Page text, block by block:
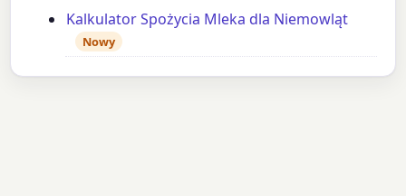
Kalkulator Spożycia Mleka dla Niemowląt
Nowy